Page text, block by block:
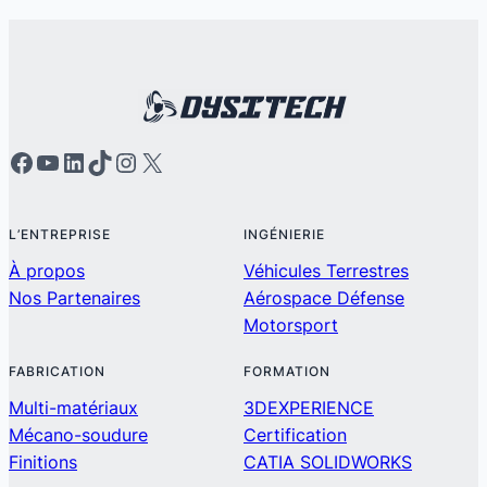
L’ENTREPRISE
À propos
Nos Partenaires
INGÉNIERIE
Véhicules Terrestres
Aérospace Défense
Motorsport
FABRICATION
Multi-matériaux
Mécano-soudure
Finitions
FORMATION
3DEXPERIENCE
Certification
CATIA SOLIDWORKS